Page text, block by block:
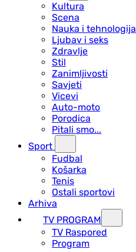
Kultura
Scena
Nauka i tehnologija
Ljubav i seks
Zdravlje
Stil
Zanimljivosti
Savjeti
Vicevi
Auto-moto
Porodica
Pitali smo...
Sport
Fudbal
Košarka
Tenis
Ostali sportovi
Arhiva
TV PROGRAM
ТV Raspored
Program